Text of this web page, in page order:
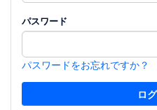
パスワード
パスワードをお忘れですか？